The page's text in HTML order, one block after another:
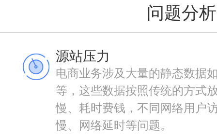
问题分析
源站压力
电商业务涉及大量的静态数据
等，这些数据按照传统的方式
慢、耗时费钱，不同网络用户
慢、网络延时等问题。